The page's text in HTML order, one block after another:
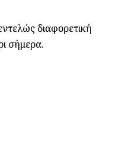
διαφορετική
σήμερα.